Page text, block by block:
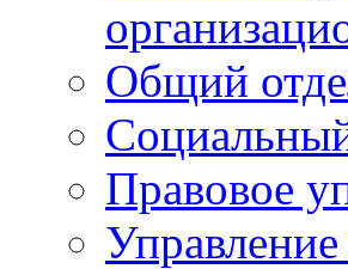
Общий
Правовое